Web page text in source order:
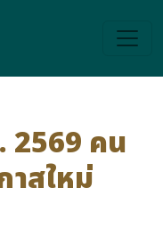
2569 คน
าสใหม่